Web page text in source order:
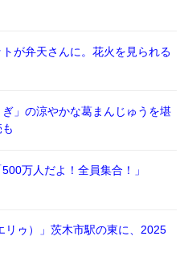
が弁天さんに。花火を見られる
」の涼やかな葛まんじゅうを堪
万人だよ！全員集合！」
リゥ）」茨木市駅の東に、2025